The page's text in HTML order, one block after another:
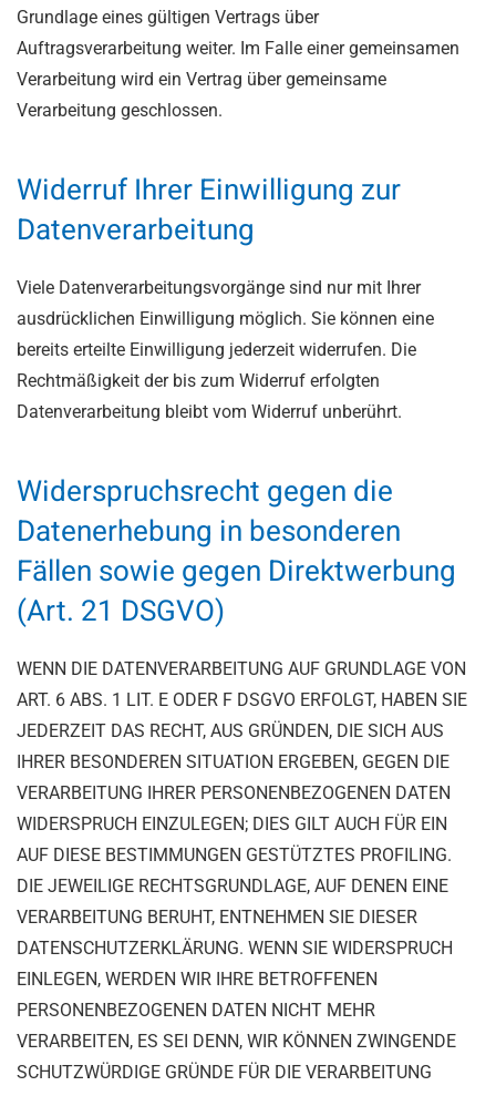
Grundlage eines gültigen Vertrags über
Auftragsverarbeitung weiter. Im Falle einer gemeinsamen
Verarbeitung wird ein Vertrag über gemeinsame
Verarbeitung geschlossen.
Widerruf Ihrer Einwilligung zur
Datenverarbeitung
Viele Datenverarbeitungsvorgänge sind nur mit Ihrer
ausdrücklichen Einwilligung möglich. Sie können eine
bereits erteilte Einwilligung jederzeit widerrufen. Die
Rechtmäßigkeit der bis zum Widerruf erfolgten
Datenverarbeitung bleibt vom Widerruf unberührt.
Widerspruchsrecht gegen die
Datenerhebung in besonderen
Fällen sowie gegen Direktwerbung
(Art. 21 DSGVO)
WENN DIE DATENVERARBEITUNG AUF GRUNDLAGE VON
ART. 6 ABS. 1 LIT. E ODER F DSGVO ERFOLGT, HABEN SIE
JEDERZEIT DAS RECHT, AUS GRÜNDEN, DIE SICH AUS
IHRER BESONDEREN SITUATION ERGEBEN, GEGEN DIE
VERARBEITUNG IHRER PERSONENBEZOGENEN DATEN
WIDERSPRUCH EINZULEGEN; DIES GILT AUCH FÜR EIN
AUF DIESE BESTIMMUNGEN GESTÜTZTES PROFILING.
DIE JEWEILIGE RECHTSGRUNDLAGE, AUF DENEN EINE
VERARBEITUNG BERUHT, ENTNEHMEN SIE DIESER
DATENSCHUTZERKLÄRUNG. WENN SIE WIDERSPRUCH
EINLEGEN, WERDEN WIR IHRE BETROFFENEN
PERSONENBEZOGENEN DATEN NICHT MEHR
VERARBEITEN, ES SEI DENN, WIR KÖNNEN ZWINGENDE
SCHUTZWÜRDIGE GRÜNDE FÜR DIE VERARBEITUNG